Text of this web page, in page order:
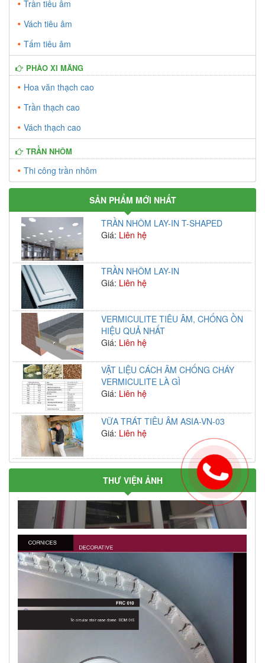
Trần tiêu âm
Vách tiêu âm
Tấm tiêu âm
PHÀO XI MĂNG
Hoa văn thạch cao
Trần thạch cao
Vách thạch cao
TRẦN NHÔM
Thi công trần nhôm
SẢN PHẨM MỚI NHẤT
TRẦN NHÔM LAY-IN T-SHAPED
Giá: Liên hệ
TRẦN NHÔM LAY-IN
Giá: Liên hệ
VERMICULITE TIÊU ÂM, CHỐNG ỒN
HIỆU QUẢ NHẤT
Giá: Liên hệ
VẬT LIỆU CÁCH ÂM CHỐNG CHÁY
VERMICULITE LÀ GÌ
Giá: Liên hệ
VỮA TRÁT TIÊU ÂM ASIA-VN-03
Giá: Liên hệ
THƯ VIỆN ẢNH